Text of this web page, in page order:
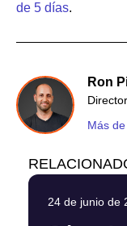
de 5 días.
Ron
Más
24 de junio de